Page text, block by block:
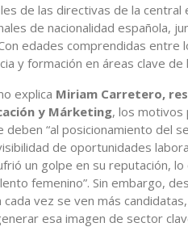
de las directivas de la
de nacionalidad española,
edades comprendidas entre
y formación en áreas clave de
explica Miriam Carretero,
y Márketing, los motivos
deben “al posicionamiento del
de oportunidades
un golpe en su reputación,
femenino”. Sin embargo,
cada vez se ven más
esa imagen de sector